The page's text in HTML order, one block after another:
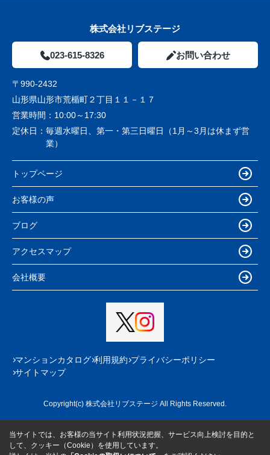
株式会社リブステージ
023-615-8326 お問い合わせ
〒990-2432
山形県山形市荒楯町２丁目１１－１７
営業時間： 10:00～17:30
定休日： 毎週水曜日、第一・第三日曜日（1月～3月は休まず営
業）
トップページ
お客様の声
ブログ
アクセスマップ
会社概要
マンションカタログ 利用規約 プライバシーポリシー
サイトマップ
Copyright(c) 株式会社リブステージ All Rights Reserved.
当サイトでは、お客様の当サイト利用状況把握、サービス向上検討を目的と
して、クッキー（Cookie）を使用しています。